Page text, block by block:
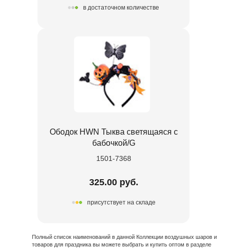
в достаточном количестве
Ободок HWN Тыква светящаяся с
бабочкой/G
1501-7368
325.00 руб.
присутствует на складе
Полный список наименований в данной Коллекции воздушных шаров и
товаров для праздника вы можете выбрать и купить оптом в разделе